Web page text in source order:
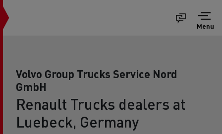
Menu
Volvo Group Trucks Service Nord
GmbH
Renault Trucks dealers at
Luebeck, Germany